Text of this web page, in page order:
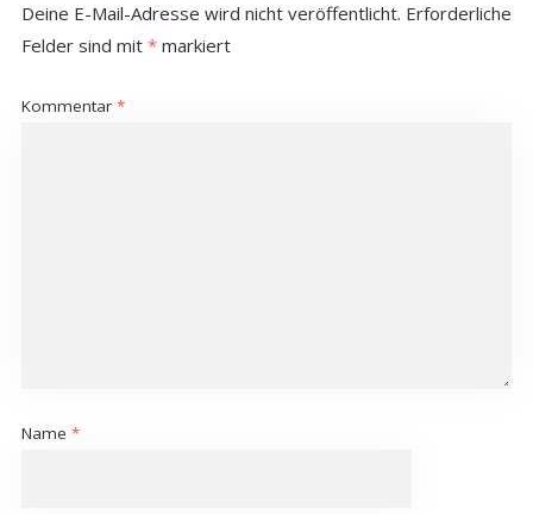
Deine E-Mail-Adresse wird nicht veröffentlicht. Erforderliche
Felder sind mit *markiert
Kommentar *
Name *